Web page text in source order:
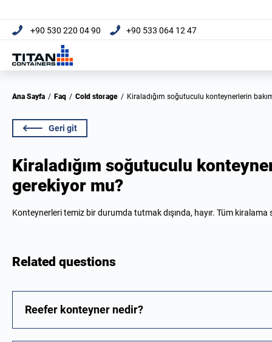
+90 530 220 04 90 +90 533 064 12 47
Ana Sayfa / Faq / Cold storage / Kiraladığım soğutuculu konteynerlerin
Geri git
Kiraladığım soğutuculu
gerekiyor mu?
Konteynerleri temiz bir durumda tutmak dışında, hayır. Tüm kiralama
Related questions
Reefer konteyner nedir?